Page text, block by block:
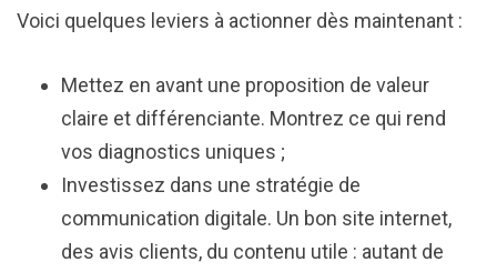
Voici quelques leviers à actionner dès maintenant :
Mettez en avant une proposition de valeur
claire et différenciante. Montrez ce qui rend
vos diagnostics uniques ;
Investissez dans une stratégie de
communication digitale. Un bon site internet,
des avis clients, du contenu utile : autant de